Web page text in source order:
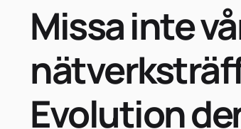
Missa inte
Evolution